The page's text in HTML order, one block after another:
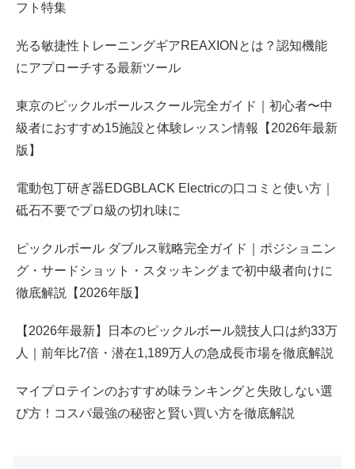
フト特集
光る敏捷性トレーニングギアREAXIONとは？認知機能
にアプローチする最新ツール
東京のピックルボールスクール完全ガイド｜初心者〜中
級者におすすめ15施設と体験レッスン情報【2026年最新
版】
電動包丁研ぎ器EDGBLACK Electricの口コミと使い方｜
砥石不要でプロ級の切れ味に
ピックルボール ダブルス戦略完全ガイド｜ポジショニン
グ・サードショット・スタッキングまで初中級者向けに
徹底解説【2026年版】
【2026年最新】日本のピックルボール競技人口は約33万
人｜前年比7倍・潜在1,189万人の急成長市場を徹底解説
マイプロテインのおすすめ味ランキングと失敗しない選
び方！コスパ最強の秘密と賢い買い方を徹底解説